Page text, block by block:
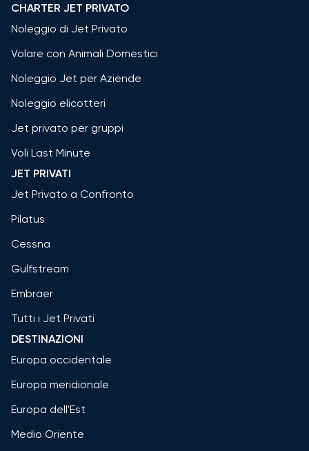
CHARTER JET PRIVATO
Noleggio di Jet Privato
Volare con Animali Domestici
Noleggio Jet per Aziende
Noleggio elicotteri
Jet privato per gruppi
Voli Last Minute
JET PRIVATI
Jet Privato a Confronto
Pilatus
Cessna
Gulfstream
Embraer
Tutti i Jet Privati
DESTINAZIONI
Europa occidentale
Europa meridionale
Europa dell'Est
Medio Oriente